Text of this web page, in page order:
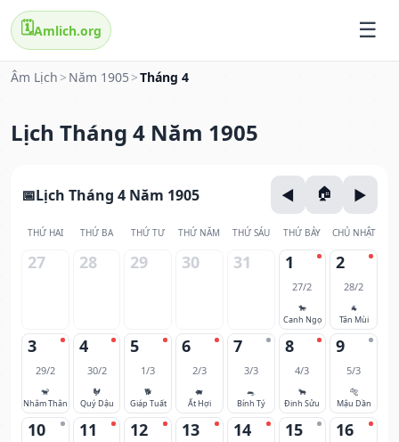
🗓️Amlich.org
Âm Lịch > Năm 1905 >Tháng 4
Lịch Tháng 4 Năm 1905
Lịch Tháng 4 Năm 1905
THỨ HAI THỨ BA THỨ TƯ THỨ NĂM THỨ SÁU THỨ BẢY CHỦ NHẬT
27 28 29 30 31 1
27/2
🐎
Canh Ngọ
2
28/2
🐐
Tân Mùi
3
29/2
🐒
Nhâm Thân
4
30/2
🐓
Quý Dậu
5
1/3
🐕
Giáp Tuất
6
2/3
🐖
Ất Hợi
7
3/3
🐀
Bính Tý
8
4/3
🐂
Đinh Sửu
9
5/3
🐅
Mậu Dần
10 11 12 13 14 15 16